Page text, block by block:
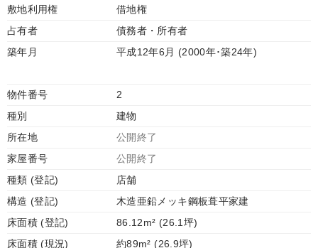
敷地利用権
借地権
占有者
債務者・所有者
築年月
平成12年6月 (2000年･築24年)
物件番号
2
種別
建物
所在地
公開終了
家屋番号
公開終了
種類 (登記)
店舗
構造 (登記)
木造亜鉛メッキ鋼板葺平家建
床面積 (登記)
86.12m² (26.1坪)
床面積 (現況)
約89m² (26.9坪)